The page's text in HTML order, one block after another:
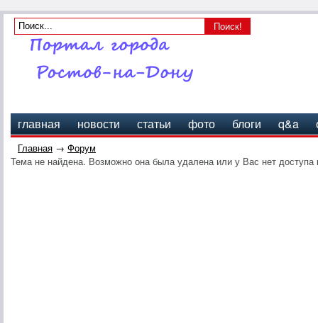
главная новости статьи фото блоги q&a
Главная → Форум
Тема не найдена. Возможно она была удалена или у Вас нет доступа